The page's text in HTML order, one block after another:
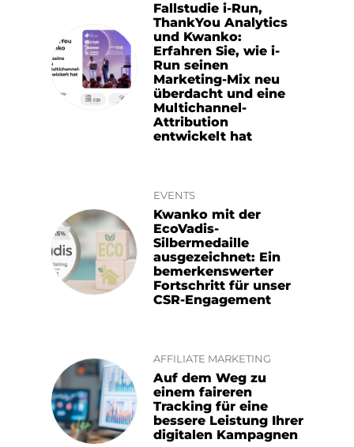
Fallstudie i-Run,
ThankYou Analytics
und Kwanko:
Erfahren Sie, wie i-
Run seinen
Marketing-Mix neu
überdacht und eine
Multichannel-
Attribution
entwickelt hat
EVENTS
Kwanko mit der
EcoVadis-
Silbermedaille
ausgezeichnet: Ein
bemerkenswerter
Fortschritt für unser
CSR-Engagement
AFFILIATE MARKETING
Auf dem Weg zu
einem faireren
Tracking für eine
bessere Leistung Ihrer
digitalen Kampagnen